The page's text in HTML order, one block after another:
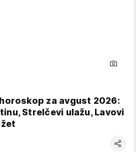
za avgust 2026:
Strelčevi ulažu, Lavovi